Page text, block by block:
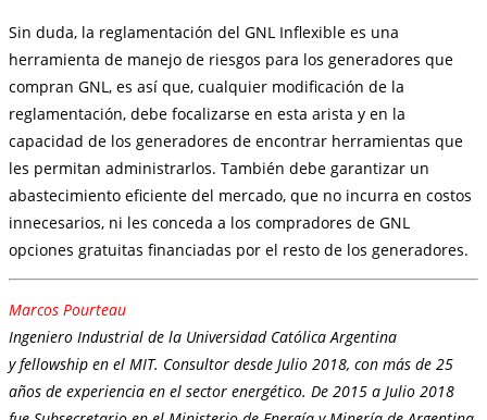
Sin duda, la reglamentación del GNL Inflexible es una
herramienta de manejo de riesgos para los generadores que
compran GNL, es así que, cualquier modificación de la
reglamentación, debe focalizarse en esta arista y en la
capacidad de los generadores de encontrar herramientas que
les permitan administrarlos. También debe garantizar un
abastecimiento eficiente del mercado, que no incurra en costos
innecesarios, ni les conceda a los compradores de GNL
opciones gratuitas financiadas por el resto de los generadores.
Marcos Pourteau
Ingeniero Industrial de la Universidad Católica Argentina
y fellowship en el MIT. Consultor desde Julio 2018, con más de 25
años de experiencia en el sector energético. De 2015 a Julio 2018